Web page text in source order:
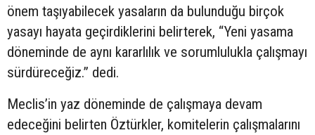
önem taşıyabilecek yasaların da bulunduğu birçok
yasayı hayata geçirdiklerini belirterek, “Yeni yasama
döneminde de aynı kararlılık ve sorumlulukla çalışmayı
sürdüreceğiz.” dedi.
Meclis’in yaz döneminde de çalışmaya devam
edeceğini belirten Öztürkler, komitelerin çalışmalarını